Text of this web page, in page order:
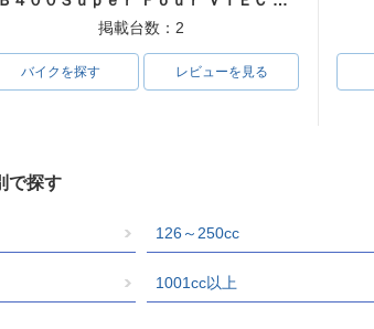
掲載台数：2
バイクを探す レビューを見る
で探す
126～250cc
1001cc以上